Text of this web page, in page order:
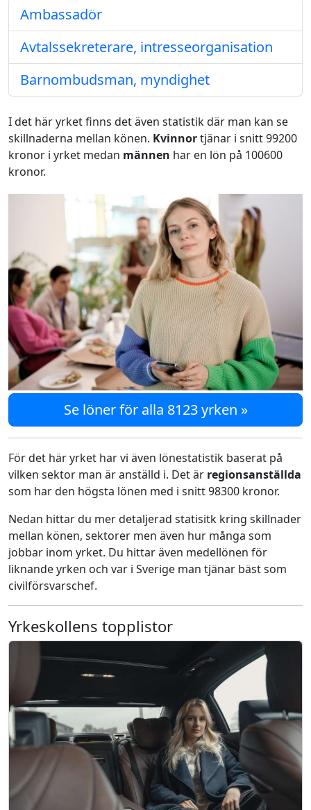
Ambassadör
Avtalssekreterare, intresseorganisation
Barnombudsman, myndighet
I det här yrket finns det även statistik där man kan se
skillnaderna mellan könen. Kvinnortjänar i snitt 99200
kronor i yrket medan männen har en lön på 100600
kronor.
Se löner för alla 8123 yrken »
För det här yrket har vi även lönestatistik baserat på
vilken sektor man är anställd i. Det är regionsanställda
som har den högsta lönen med i snitt 98300 kronor.
Nedan hittar du mer detaljerad statisitk kring skillnader
mellan könen, sektorer men även hur många som
jobbar inom yrket. Du hittar även medellönen för
liknande yrken och var i Sverige man tjänar bäst som
civilförsvarschef.
Yrkeskollens topplistor